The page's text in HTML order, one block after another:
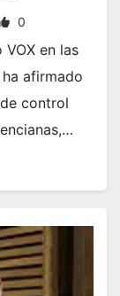
0
en las
afirmado
control